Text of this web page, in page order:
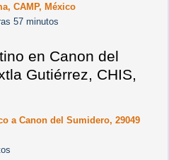
CAMP, México
57 minutos
en Canon del
Gutiérrez, CHIS,
a Canon del Sumidero, 29049